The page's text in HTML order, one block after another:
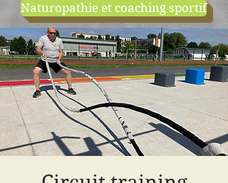
Naturopathie et coaching sportif
cours d'essai boutique